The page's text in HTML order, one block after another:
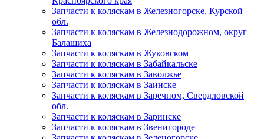
Запчасти к коляскам в Железногорске, Курской
обл.
Запчасти к коляскам в Железнодорожном, округ
Балашиха
Запчасти к коляскам в Жуковском
Запчасти к коляскам в Забайкальске
Запчасти к коляскам в Заволжье
Запчасти к коляскам в Заинске
Запчасти к коляскам в Заречном, Свердловской
обл.
Запчасти к коляскам в Заринске
Запчасти к коляскам в Звенигороде